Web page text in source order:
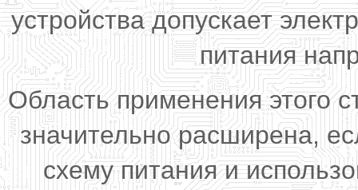
устройства допускает
питания
Область применения этого
значительно расширена,
схему питания и